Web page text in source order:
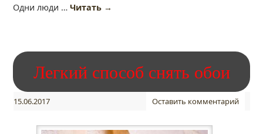
Одни люди … Читать →
Легкий способ снять обои
15.06.2017 Оставить комментарий